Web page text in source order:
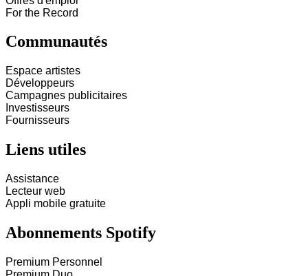
For the Record
Communautés
Espace artistes
Développeurs
Campagnes publicitaires
Investisseurs
Fournisseurs
Liens utiles
Assistance
Lecteur web
Appli mobile gratuite
Abonnements Spotify
Premium Personnel